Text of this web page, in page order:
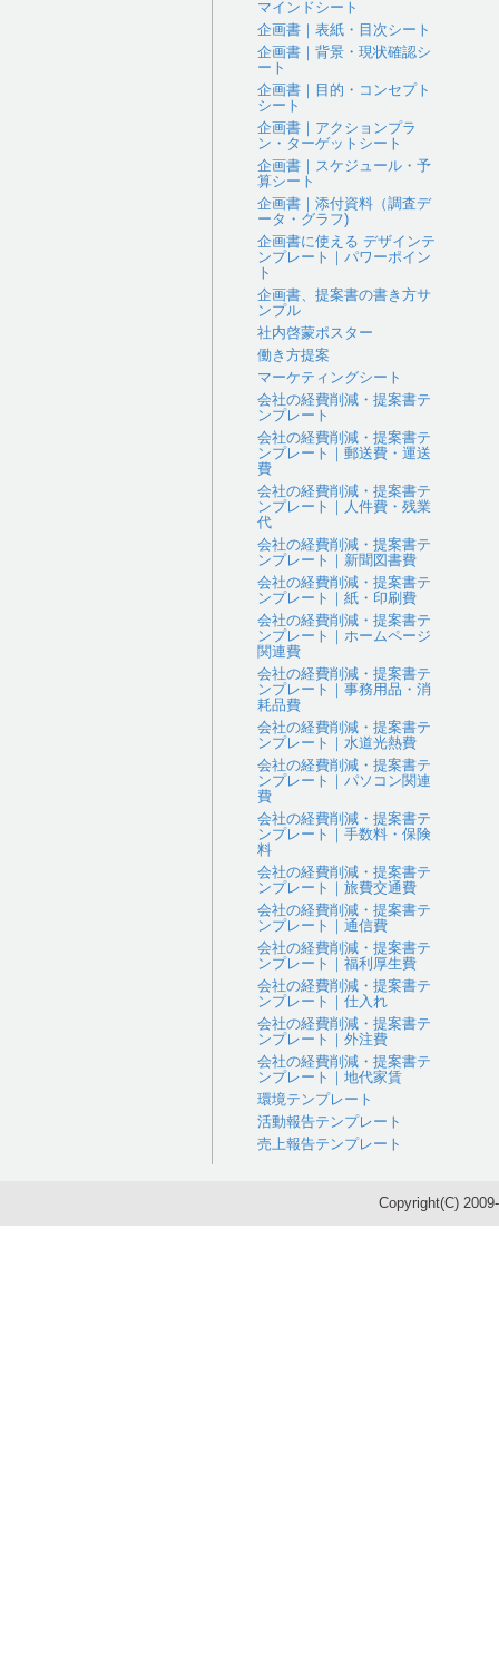
マインドシート
企画書｜表紙・目次シート
企画書｜背景・現状確認シ
ート
企画書｜目的・コンセプト
シート
企画書｜アクションプラ
ン・ターゲットシート
企画書｜スケジュール・予
算シート
企画書｜添付資料（調査デ
ータ・グラフ)
企画書に使える デザインテ
ンプレート｜パワーポイン
ト
企画書、提案書の書き方サ
ンプル
社内啓蒙ポスター
働き方提案
マーケティングシート
会社の経費削減・提案書テ
ンプレート
会社の経費削減・提案書テ
ンプレート｜郵送費・運送
費
会社の経費削減・提案書テ
ンプレート｜人件費・残業
代
会社の経費削減・提案書テ
ンプレート｜新聞図書費
会社の経費削減・提案書テ
ンプレート｜紙・印刷費
会社の経費削減・提案書テ
ンプレート｜ホームページ
関連費
会社の経費削減・提案書テ
ンプレート｜事務用品・消
耗品費
会社の経費削減・提案書テ
ンプレート｜水道光熱費
会社の経費削減・提案書テ
ンプレート｜パソコン関連
費
会社の経費削減・提案書テ
ンプレート｜手数料・保険
料
会社の経費削減・提案書テ
ンプレート｜旅費交通費
会社の経費削減・提案書テ
ンプレート｜通信費
会社の経費削減・提案書テ
ンプレート｜福利厚生費
会社の経費削減・提案書テ
ンプレート｜仕入れ
会社の経費削減・提案書テ
ンプレート｜外注費
会社の経費削減・提案書テ
ンプレート｜地代家賃
環境テンプレート
活動報告テンプレート
売上報告テンプレート
Copyright(C)